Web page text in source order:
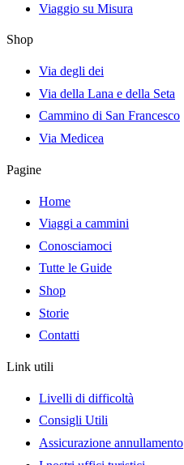
Viaggio su Misura
Shop
Via degli dei
Via della Lana e della Seta
Cammino di San Francesco
Via Medicea
Pagine
Home
Viaggi a cammini
Conosciamoci
Tutte le Guide
Shop
Storie
Contatti
Link utili
Livelli di difficoltà
Consigli Utili
Assicurazione annullamento